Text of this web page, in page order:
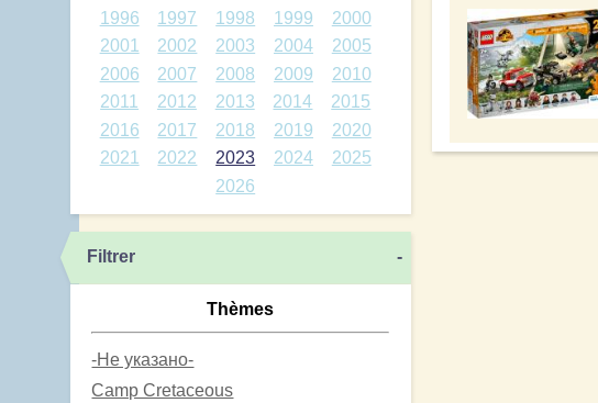
1996
1997 1998 1999
2000
2001
2002 2003 2004
2005
2006
2007 2008 2009
2010
2011
2012 2013 2014
2015
2016
2017 2018 2019
2020
2021
2022 2023 2024
2025
2026
Filtrer -
Thèmes
-Не указано-
Camp Cretaceous